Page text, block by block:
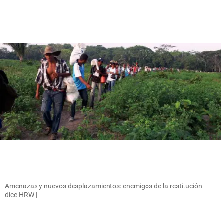
Amenazas y nuevos desplazamientos: enemigos de la restitución
dice HRW |